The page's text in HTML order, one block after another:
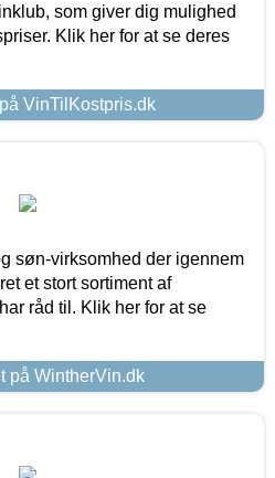
som giver dig mulighed
Klik her for at se deres
VinTilKostpris.dk
søn-virksomhed der igennem
et stort sortiment af
råd til. Klik her for at se
på WintherVin.dk